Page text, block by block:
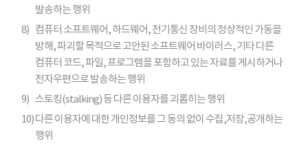
발송하는 행위
8) 컴퓨터 소프트웨어, 하드웨어, 전기통신 장비의 정상적인 가동을
방해, 파괴할 목적으로 고안된 소프트웨어 바이러스, 기타 다른
컴퓨터 코드, 파일, 프로그램을 포함하고 있는 자료를 게시하거나
전자우편으로 발송하는 행위
9) 스토킹(stalking) 등 다른 이용자를 괴롭히는 행위
10)다른 이용자에 대한 개인정보를 그 동의 없이 수집,저장,공개하는
행위